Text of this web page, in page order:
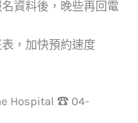
資料後，晚些再回電
，加快預約速度
Hospital ☎ 04-